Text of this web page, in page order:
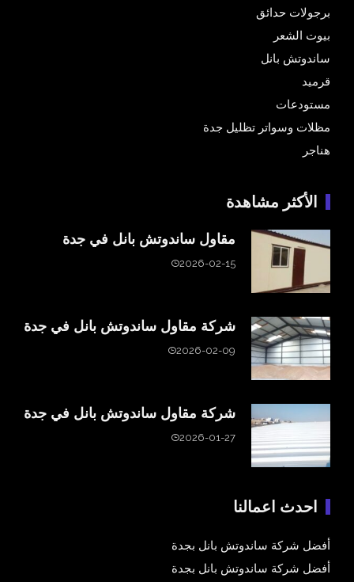
برجولات حدائق
بيوت الشعر
ساندوتش بانل
قرميد
مستودعات
مظلات وسواتر تظليل جدة
هناجر
الأكثر مشاهدة
مقاول ساندوتش بانل في جدة
2026-02-15
شركة مقاول ساندوتش بانل في جدة
2026-02-09
شركة مقاول ساندوتش بانل في جدة
2026-01-27
احدث اعمالنا
أفضل شركة ساندوتش بانل بجدة
أفضل شركة ساندوتش بانل بجدة